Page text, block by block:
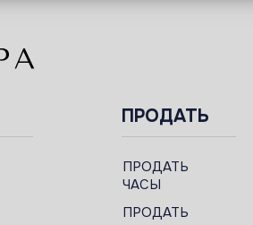
ПРОДАТЬ
ПРОДАТЬ
ЧАСЫ
ПРОДАТЬ